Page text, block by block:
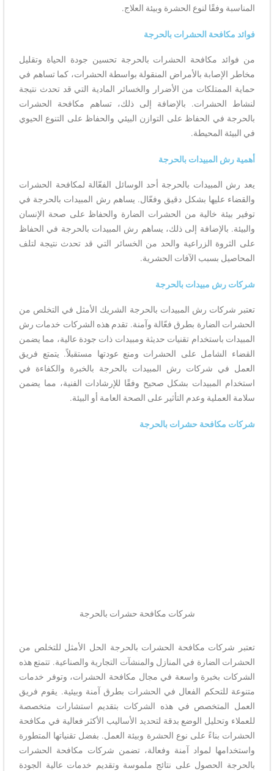
المناسبة وفقًا لنوع الحشرة وبيئة العلاج.
فوائد مكافحة الحشرات بالحرجة
من فوائد مكافحة الحشرات بالحرجة تحسين جودة الحياة وتقليل
مخاطر الإصابة بالأمراض المنقولة بواسطة الحشرات، كما تساهم في
حماية الممتلكات من الأضرار والخسائر المادية التي قد تحدث نتيجة
لنشاط الحشرات. بالإضافة إلى ذلك، تساهم مكافحة الحشرات
بالحرجة في الحفاظ على التوازن البيئي والحفاظ على التنوع الحيوي
في البيئة المحيطة.
أهمية رش المبيدات بالحرجة
يعد رش المبيدات بالحرجة أحد الوسائل الفعّالة لمكافحة الحشرات
والقضاء عليها بشكل دقيق وفعّال. يساهم رش المبيدات بالحرجة في
توفير بيئة خالية من الحشرات الضارة والحفاظ على صحة الإنسان
والبيئة. بالإضافة إلى ذلك، يساهم رش المبيدات بالحرجة في الحفاظ
على الثروة الزراعية والحد من الخسائر التي قد تحدث نتيجة لتلف
المحاصيل بسبب الآفات الحشرية.
شركات رش مبيدات بالحرجة
تعتبر شركات رش المبيدات بالحرجة الشريك الأمثل في التخلص من
الحشرات الضارة بطرق فعّالة وآمنة. تقدم هذه الشركات خدمات رش
المبيدات باستخدام تقنيات حديثة ومبيدات ذات جودة عالية، مما يضمن
القضاء الشامل على الحشرات ومنع عودتها مستقبلاً. يتمتع فريق
العمل في شركات رش المبيدات بالحرجة بالخبرة والكفاءة في
استخدام المبيدات بشكل صحيح وفقًا للإرشادات الفنية، مما يضمن
سلامة العملية وعدم التأثير على الصحة العامة أو البيئة.
شركات مكافحة حشرات بالحرجة
شركات مكافحة حشرات بالحرجة
تعتبر شركات مكافحة الحشرات بالحرجة الحل الأمثل للتخلص من
الحشرات الضارة في المنازل والمنشآت التجارية والصناعية. تتمتع هذه
الشركات بخبرة واسعة في مجال مكافحة الحشرات، وتوفر خدمات
متنوعة للتحكم الفعال في الحشرات بطرق آمنة وبيئية. يقوم فريق
العمل المتخصص في هذه الشركات بتقديم استشارات متخصصة
للعملاء وتحليل الوضع بدقة لتحديد الأساليب الأكثر فعالية في مكافحة
الحشرات بناءً على نوع الحشرة وبيئة العمل. بفضل تقنياتها المتطورة
واستخدامها لمواد آمنة وفعالة، تضمن شركات مكافحة الحشرات
بالحرجة الحصول على نتائج ملموسة وتقديم خدمات عالية الجودة